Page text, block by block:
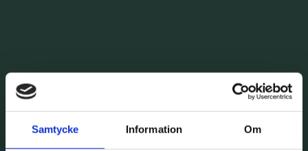
Samtycke Information Om